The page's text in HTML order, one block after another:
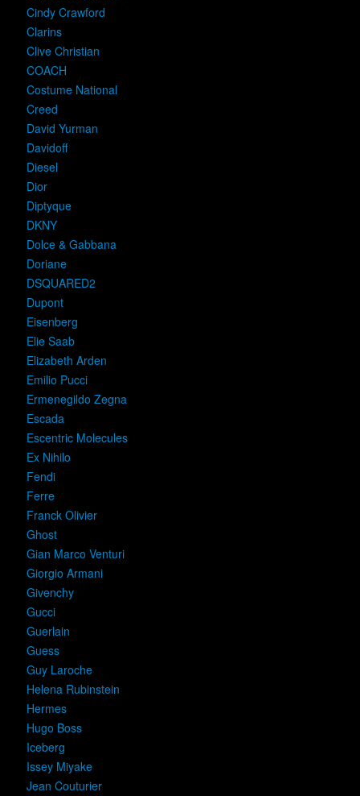
Cindy Crawford
Clarins
Clive Christian
COACH
Costume National
Creed
David Yurman
Davidoff
Diesel
Dior
Diptyque
DKNY
Dolce & Gabbana
Doriane
DSQUARED2
Dupont
Eisenberg
Elie Saab
Elizabeth Arden
Emilio Pucci
Ermenegildo Zegna
Escada
Escentric Molecules
Ex Nihilo
Fendi
Ferre
Franck Olivier
Ghost
Gian Marco Venturi
Giorgio Armani
Givenchy
Gucci
Guerlain
Guess
Guy Laroche
Helena Rubinstein
Hermes
Hugo Boss
Iceberg
Issey Miyake
Jean Couturier